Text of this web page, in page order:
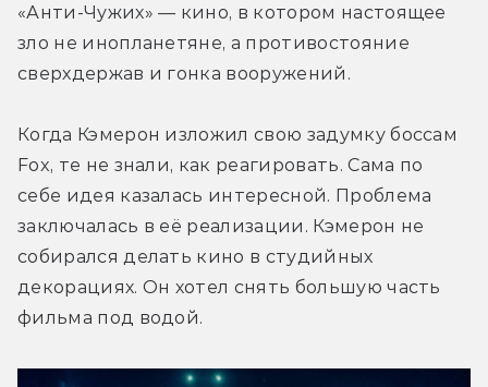
«Анти-Чужих» — кино, в котором настоящее
зло не инопланетяне, а противостояние
сверхдержав и гонка вооружений.
Когда Кэмерон изложил свою задумку боссам
Fox, те не знали, как реагировать. Сама по
себе идея казалась интересной. Проблема
заключалась в её реализации. Кэмерон не
собирался делать кино в студийных
декорациях. Он хотел снять бoльшую часть
фильма под водой.